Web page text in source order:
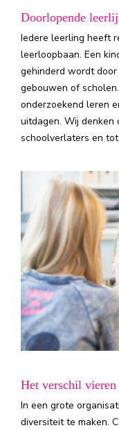
Doorlopende
Iedere leerling heeft
leerloopbaan. Een
gehinderd wordt
gebouwen of
onderzoekend leren
uitdagen. Wij
schoolverlaters en
Het verschil vieren
In een grote
diversiteit te maken.